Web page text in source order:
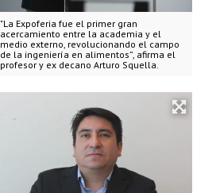
"La Expoferia fue el primer gran
acercamiento entre la academia y el
medio externo, revolucionando el campo
de la ingeniería en alimentos”, afirma el
profesor y ex decano Arturo Squella.